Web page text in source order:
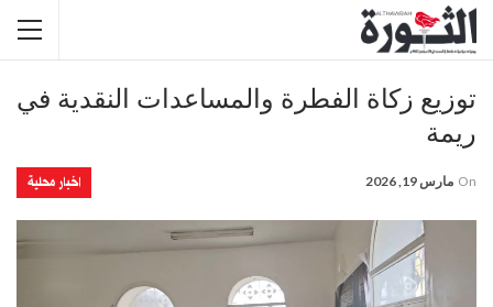
توزيع زكاة الفطرة والمساعدات النقدية في
ريمة
اخبار محلية On مارس 19, 2026